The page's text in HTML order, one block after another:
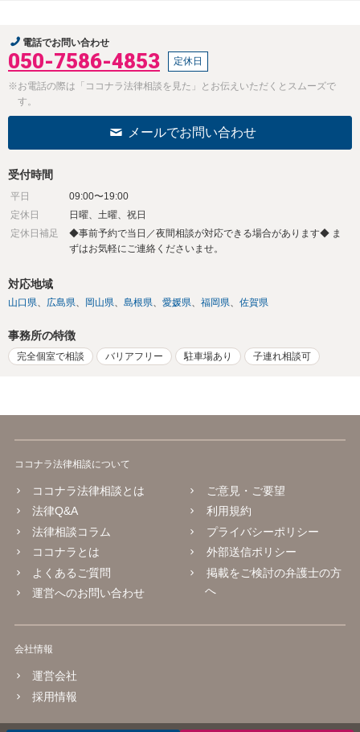
電話でお問い合わせ
050-7586-4853 定休日
※お電話の際は「ココナラ法律相談を見た」とお伝えいただくとスムーズで
す。
メールでお問い合わせ
受付時間
平日
09:00〜19:00
定休日
日曜、土曜、祝日
定休日補足
◆事前予約で当日／夜間相談が対応できる場合があります◆ ま
ずはお気軽にご連絡くださいませ。
対応地域
山口県 広島県 岡山県 島根県 愛媛県 福岡県 佐賀県
事務所の特徴
完全個室で相談 バリアフリー 駐車場あり 子連れ相談可
ココナラ法律相談について
ココナラ法律相談とは
法律Q&A
法律相談コラム
ココナラとは
よくあるご質問
運営へのお問い合わせ
ご意見・ご要望
利用規約
プライバシーポリシー
外部送信ポリシー
掲載をご検討の弁護士の方
へ
会社情報
運営会社
採用情報